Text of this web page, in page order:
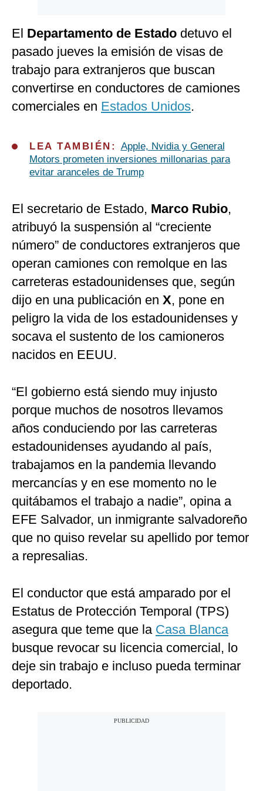
El Departamento de Estado detuvo el
pasado jueves la emisión de visas de
trabajo para extranjeros que buscan
convertirse en conductores de camiones
comerciales en Estados Unidos.
LEA TAMBIÉN: Apple, Nvidia y General
Motors prometen inversiones millonarias para
evitar aranceles de Trump
El secretario de Estado, Marco Rubio,
atribuyó la suspensión al “creciente
número” de conductores extranjeros que
operan camiones con remolque en las
carreteras estadounidenses que, según
dijo en una publicación en X, pone en
peligro la vida de los estadounidenses y
socava el sustento de los camioneros
nacidos en EEUU.
“El gobierno está siendo muy injusto
porque muchos de nosotros llevamos
años conduciendo por las carreteras
estadounidenses ayudando al país,
trabajamos en la pandemia llevando
mercancías y en ese momento no le
quitábamos el trabajo a nadie”, opina a
EFE Salvador, un inmigrante salvadoreño
que no quiso revelar su apellido por temor
a represalias.
El conductor que está amparado por el
Estatus de Protección Temporal (TPS)
asegura que teme que la Casa Blanca
busque revocar su licencia comercial, lo
deje sin trabajo e incluso pueda terminar
deportado.